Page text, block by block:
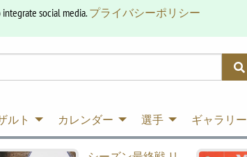
social media.プライバシーポリシー
ルト カレンダー 選手 ギャラリー